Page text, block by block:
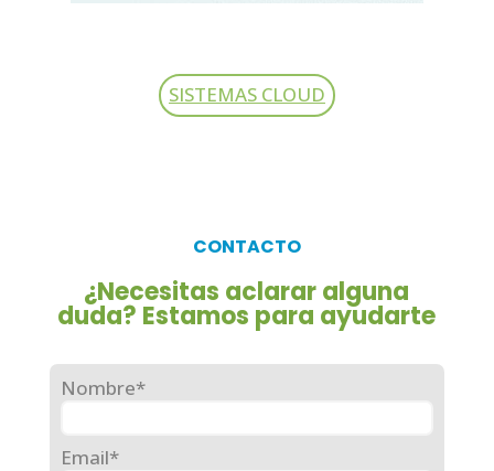
SISTEMAS CLOUD
CONTACTO
¿Necesitas aclarar alguna
duda? Estamos para ayudarte
Nombre*
Email*